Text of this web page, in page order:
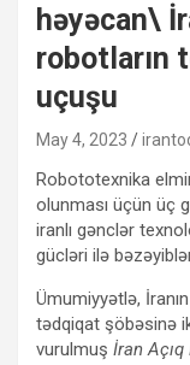
həyəcan\
robotların
uçuşu
May 4, 2023
Robototexnika
olunması üçün üç
iranlı gənclər
gücləri ilə
Ümumiyyətlə,
tədqiqat şöbəsinə
vurulmuş İran